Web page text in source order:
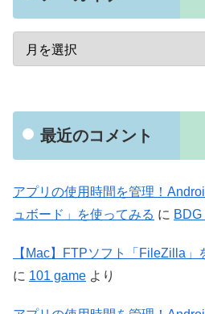
最近のコメント
アプリの使用時間を管理！
ュボード」を使ってみる に
【Mac】FTPソフト「FileZilla」
に 101 game より